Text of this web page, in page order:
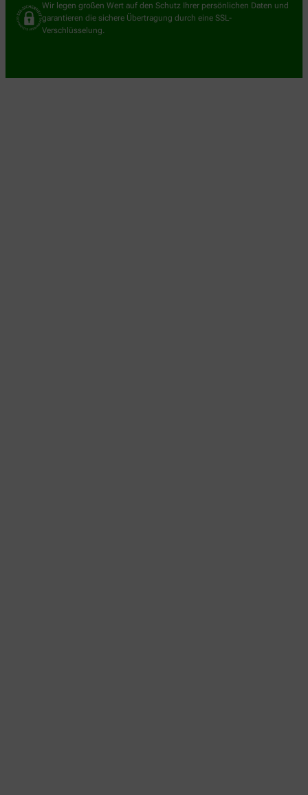
Wir legen großen Wert auf den Schutz Ihrer persönlichen Daten und
garantieren die sichere Übertragung durch eine SSL-
Verschlüsselung.